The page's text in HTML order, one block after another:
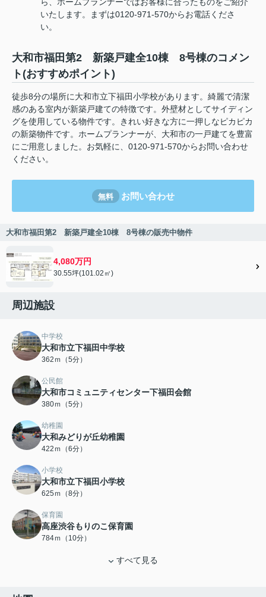
ら、ホームプランナーではお客様に合ったものをご紹介
いたします。まずは0120-971-570からお電話くださ
い。
大和市福田第2 新築戸建全10棟 8号棟のコメン
ト(おすすめポイント)
徒歩8分の場所に大和市立下福田小学校があります。綺麗で清潔
感のある室内が新築戸建ての特徴です。外壁材としてサイディン
グを使用している物件です。きれい好きな方に一押しなピカピカ
の新築物件です。ホームプランナーが、大和市の一戸建てを豊富
にご用意しました。お気軽に、0120-971-570からお問い合わせ
ください。
無料 お問い合わせ
大和市福田第2 新築戸建全10棟 8号棟の販売中物件
4,080万円
30.55坪(101.02㎡)
周辺施設
中学校
大和市立下福田中学校
362ｍ（5分）
公民館
大和市コミュニティセンター下福田会館
380ｍ（5分）
幼稚園
大和みどりが丘幼稚園
422ｍ（6分）
小学校
大和市立下福田小学校
625ｍ（8分）
保育園
高座渋谷もりのこ保育園
784ｍ（10分）
すべて見る